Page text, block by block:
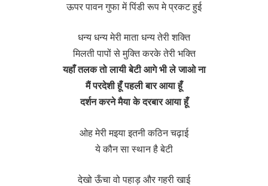
ऊपर पावन गुफा में पिंडी रूप मे प्रकट हुई
धन्य धन्य मेरी माता धन्य तेरी शक्ति
मिलती पापों से मुक्ति करके तेरी भक्ति
यहाँ तलक तो लायी बेटी आगे भी ले जाओ ना
मैं परदेशी हूँ पहली बार आया हूँ
दर्शन करने मैया के दरबार आया हूँ
ओह मेरी मइया इतनी कठिन चढ़ाई
ये कौन सा स्थान है बेटी
देखो ऊँचा वो पहाड़ और गहरी खाई